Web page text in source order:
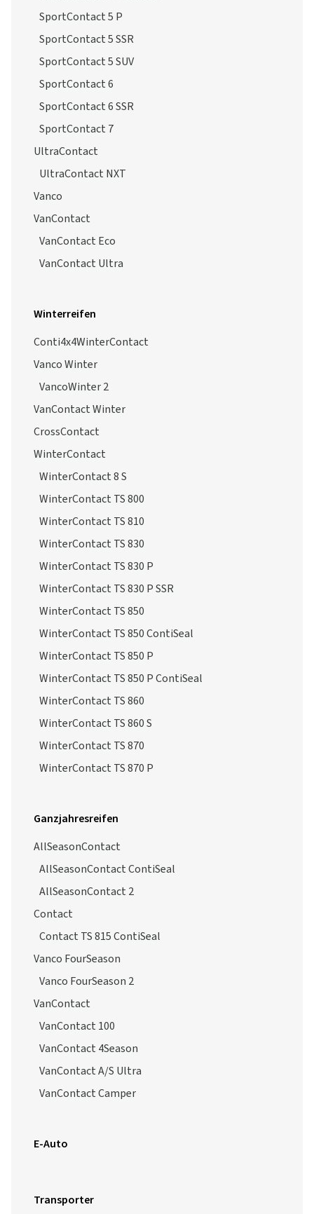
SportContact 5 P
SportContact 5 SSR
SportContact 5 SUV
SportContact 6
SportContact 6 SSR
SportContact 7
UltraContact
UltraContact NXT
Vanco
VanContact
VanContact Eco
VanContact Ultra
Winterreifen
Conti4x4WinterContact
Vanco Winter
VancoWinter 2
VanContact Winter
CrossContact
WinterContact
WinterContact 8 S
WinterContact TS 800
WinterContact TS 810
WinterContact TS 830
WinterContact TS 830 P
WinterContact TS 830 P SSR
WinterContact TS 850
WinterContact TS 850 ContiSeal
WinterContact TS 850 P
WinterContact TS 850 P ContiSeal
WinterContact TS 860
WinterContact TS 860 S
WinterContact TS 870
WinterContact TS 870 P
Ganzjahresreifen
AllSeasonContact
AllSeasonContact ContiSeal
AllSeasonContact 2
Contact
Contact TS 815 ContiSeal
Vanco FourSeason
Vanco FourSeason 2
VanContact
VanContact 100
VanContact 4Season
VanContact A/S Ultra
VanContact Camper
E-Auto
Transporter